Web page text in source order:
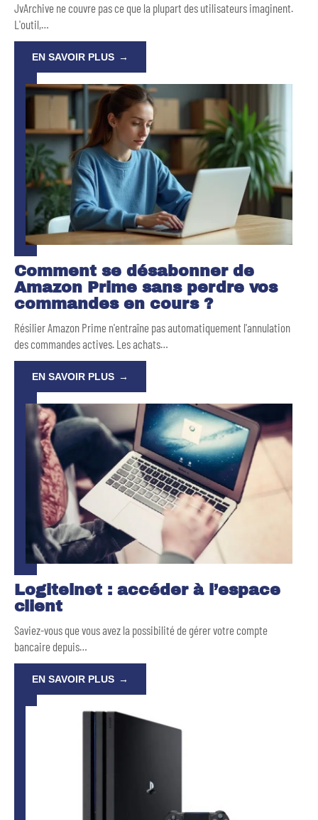
JvArchive ne couvre pas ce que la plupart des utilisateurs imaginent.
L'outil,…
EN SAVOIR PLUS
Comment se désabonner de
Amazon Prime sans perdre vos
commandes en cours ?
Résilier Amazon Prime n'entraîne pas automatiquement l'annulation
des commandes actives. Les achats…
EN SAVOIR PLUS
Logitelnet : accéder à l’espace
client
Saviez-vous que vous avez la possibilité de gérer votre compte
bancaire depuis…
EN SAVOIR PLUS